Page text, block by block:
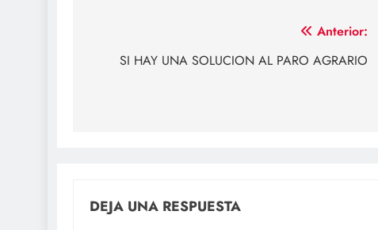
Anterior:
SI HAY UNA SOLUCION AL PARO AGRARIO
DEJA UNA RESPUESTA